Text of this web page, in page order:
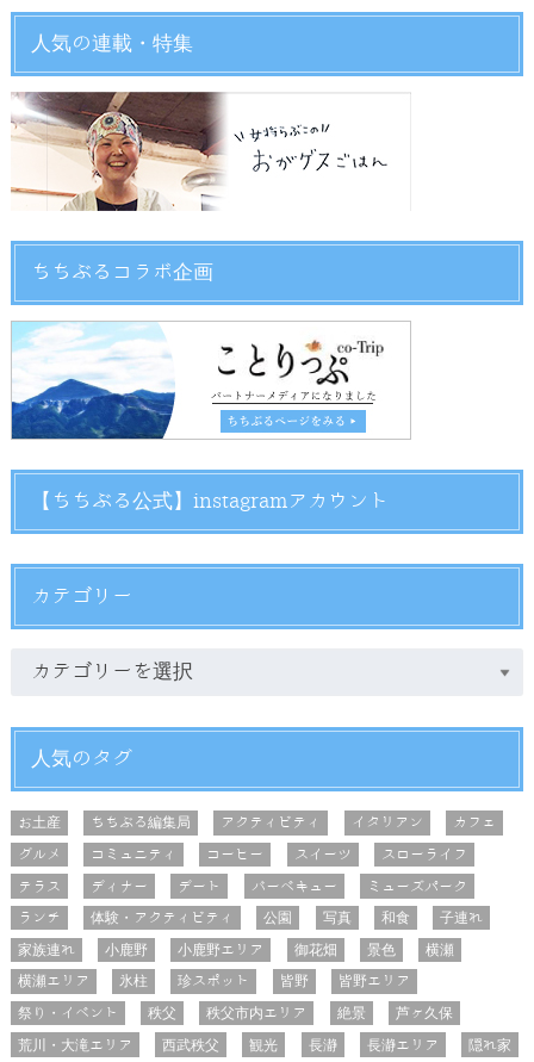
人気の連載・特集
ちちぶるコラボ企画
【ちちぶる公式】instagramアカウント
カテゴリー
人気のタグ
お土産 ちちぶる編集局 アクティビティ イタリアン
カフェ
グルメ
コミュニティ コーヒー スイーツ
スローライフ
テラス
ディナー デート バーベキュー
ミューズパーク
ランチ
体験・アクティビティ 公園 写真 和食
子連れ
家族連れ
小鹿野 小鹿野エリア 御花畑 景色
横瀬
横瀬エリア
氷柱 珍スポット 皆野
皆野エリア
祭り・イベント
秩父 秩父市内エリア 絶景
芦ヶ久保
荒川・大滝エリア
西武秩父 観光 長瀞 長瀞エリア
隠れ家